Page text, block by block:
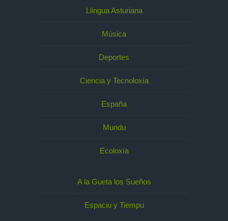
Llingua Asturiana
Música
Deportes
Ciencia y Tecnoloxía
España
Mundu
Ecoloxía
A la Gueta los Sueños
Espaciu y Tiempu